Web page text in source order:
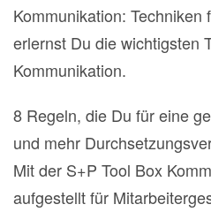
Kommunikation: Techniken
erlernst Du die wichtigsten
Kommunikation.
8 Regeln, die Du für eine
und mehr
Mit der S+P Tool Box
aufgestellt für